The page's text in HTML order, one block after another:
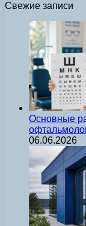
Свежие записи
Основные
06.06.2026